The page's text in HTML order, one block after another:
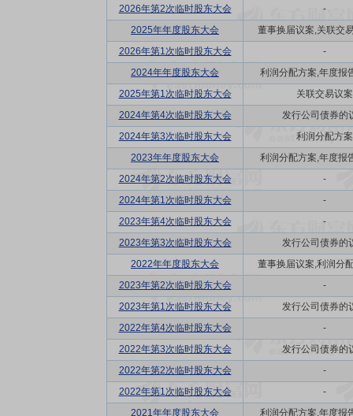
2026年第2次临时股东大会
-
2025年年度股东大会
董事换届议案,关联交
2026年第1次临时股东大会
-
2024年年度股东大会
利润分配方案,年度报
2025年第1次临时股东大会
关联交易议案
2024年第4次临时股东大会
发行公司债券的
2024年第3次临时股东大会
利润分配方案
2023年年度股东大会
利润分配方案,年度报
2024年第2次临时股东大会
-
2024年第1次临时股东大会
-
2023年第4次临时股东大会
-
2023年第3次临时股东大会
发行公司债券的
2022年年度股东大会
董事换届议案,利润分
2023年第2次临时股东大会
-
2023年第1次临时股东大会
发行公司债券的
2022年第4次临时股东大会
-
2022年第3次临时股东大会
发行公司债券的
2022年第2次临时股东大会
-
2022年第1次临时股东大会
-
2021年年度股东大会
利润分配方案,年度报